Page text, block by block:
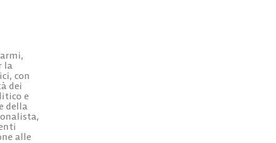
la
con
dei
e
della
alle